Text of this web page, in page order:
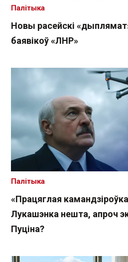
Новы расейскі
баявікоў «ЛНР»
Палітыка
«Працяглая
Лукашэнка нешта, апроч
Пуціна?
Палітыка